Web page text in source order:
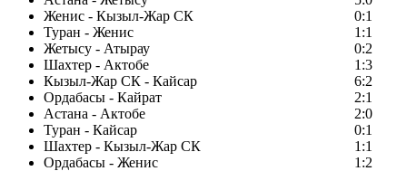
Женис - Кызыл-Жар СК
0:1
Туран - Женис
1:1
Жетысу - Атырау
0:2
Шахтер - Актобе
1:3
Кызыл-Жар СК - Кайсар
6:2
Ордабасы - Кайрат
2:1
Астана - Актобе
2:0
Туран - Кайсар
0:1
Шахтер - Кызыл-Жар СК
1:1
Ордабасы - Женис
1:2